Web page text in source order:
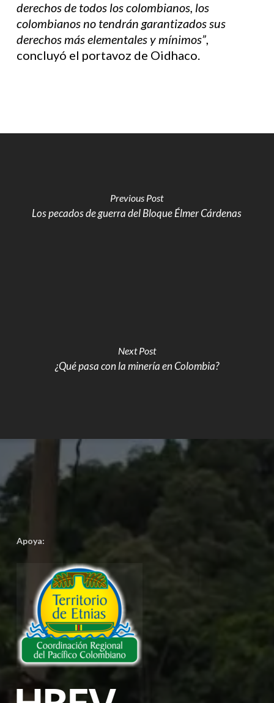
derechos de todos los colombianos, los
colombianos no tendrán garantizados sus
derechos más elementales y mínimos”,
concluyó el portavoz de Oidhaco.
Previous Post
Los pecados de guerra del Bloque Élmer Cárdenas
Next Post
¿Qué pasa con la minería en Colombia?
Apoya: